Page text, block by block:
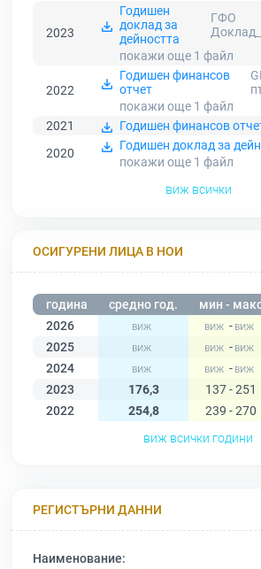
2023
Годишен
доклад за
дейността
ГФО
покажи още 1 файл
2022
Годишен финансов
отчет
покажи още 1 файл
2021
Годишен финансов
2020
Годишен доклад за
покажи още 1 файл
виж всички
ОСИГУРЕНИ ЛИЦА В НОИ
година средно год. мин -
2026
-
2025
-
2024
-
2023
176,3 137 - 251
2022
254,8 239 - 270
виж всички години
РЕГИСТЪРНИ ДАННИ
Наименование: